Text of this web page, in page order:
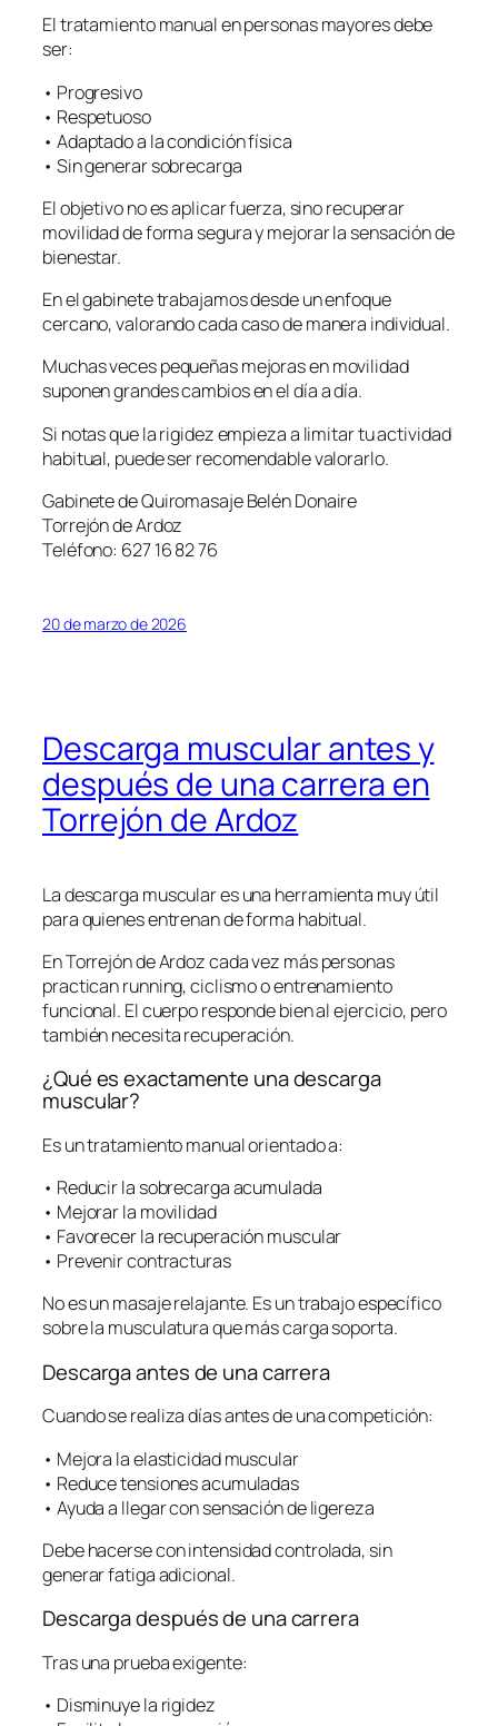
El tratamiento manual en personas mayores debe
ser:
• Progresivo
• Respetuoso
• Adaptado a la condición física
• Sin generar sobrecarga
El objetivo no es aplicar fuerza, sino recuperar
movilidad de forma segura y mejorar la sensación de
bienestar.
En el gabinete trabajamos desde un enfoque
cercano, valorando cada caso de manera individual.
Muchas veces pequeñas mejoras en movilidad
suponen grandes cambios en el día a día.
Si notas que la rigidez empieza a limitar tu actividad
habitual, puede ser recomendable valorarlo.
Gabinete de Quiromasaje Belén Donaire
Torrejón de Ardoz
Teléfono: 627 16 82 76
20 de marzo de 2026
Descarga muscular antes y
después de una carrera en
Torrejón de Ardoz
La descarga muscular es una herramienta muy útil
para quienes entrenan de forma habitual.
En Torrejón de Ardoz cada vez más personas
practican running, ciclismo o entrenamiento
funcional. El cuerpo responde bien al ejercicio, pero
también necesita recuperación.
¿Qué es exactamente una descarga
muscular?
Es un tratamiento manual orientado a:
• Reducir la sobrecarga acumulada
• Mejorar la movilidad
• Favorecer la recuperación muscular
• Prevenir contracturas
No es un masaje relajante. Es un trabajo específico
sobre la musculatura que más carga soporta.
Descarga antes de una carrera
Cuando se realiza días antes de una competición:
• Mejora la elasticidad muscular
• Reduce tensiones acumuladas
• Ayuda a llegar con sensación de ligereza
Debe hacerse con intensidad controlada, sin
generar fatiga adicional.
Descarga después de una carrera
Tras una prueba exigente:
• Disminuye la rigidez